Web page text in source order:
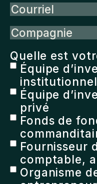
Courriel
Compagnie
Quelle est
Équipe
institutionnel
Équipe
privé
Fonds de
Fournisseur
comptable,
Organisme